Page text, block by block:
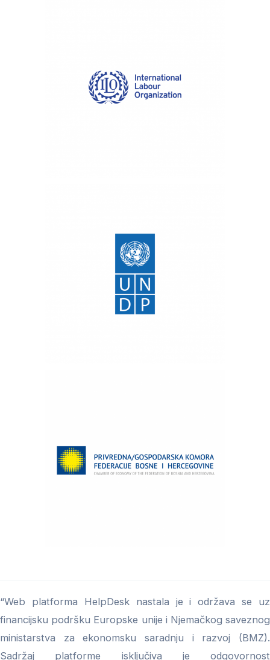
“Web platforma HelpDesk nastala je i održava se uz
financijsku podršku Europske unije i Njemačkog saveznog
ministarstva za ekonomsku saradnju i razvoj (BMZ).
Sadržaj platforme isključiva je odgovornost